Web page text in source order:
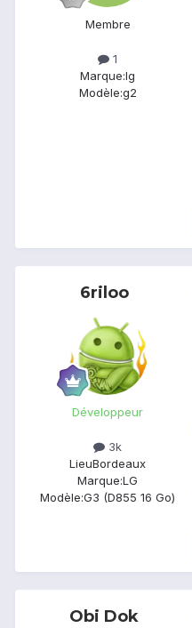
Membre
1
Marque:lg
Modèle:g2
6riloo
Développeur
3k
LieuBordeaux
Marque:LG
Modèle:G3 (D855 16 Go)
Obi Dok